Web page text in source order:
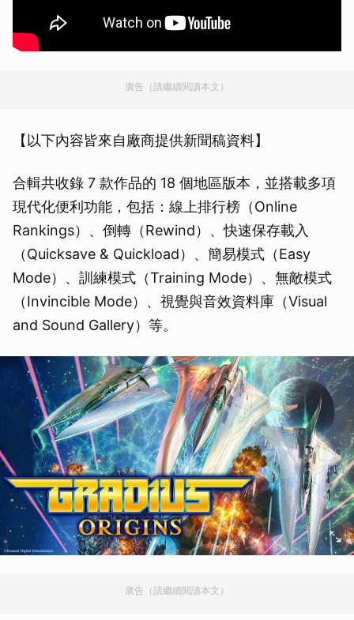
廣告（請繼續閱讀本文）
【以下內容皆來自廠商提供新聞稿資料】
合輯共收錄 7 款作品的 18 個地區版本，並搭載多項
現代化便利功能，包括：線上排行榜（Online
Rankings）、倒轉（Rewind）、快速保存載入
（Quicksave & Quickload）、簡易模式（Easy
Mode）、訓練模式（Training Mode）、無敵模式
（Invincible Mode）、視覺與音效資料庫（Visual
and Sound Gallery）等。
廣告（請繼續閱讀本文）